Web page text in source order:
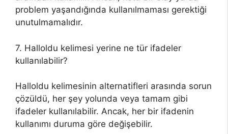
problem yaşandığında kullanılmaması gerektiği
unutulmamalıdır.
7. Halloldu kelimesi yerine ne tür ifadeler
kullanılabilir?
Halloldu kelimesinin alternatifleri arasında sorun
çözüldü, her şey yolunda veya tamam gibi
ifadeler kullanılabilir. Ancak, her bir ifadenin
kullanımı duruma göre değişebilir.